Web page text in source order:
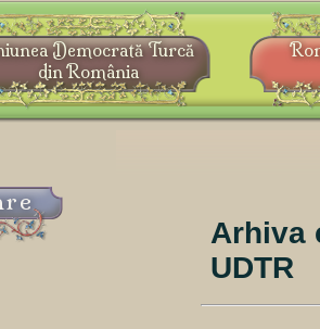
Democrată Turcă
din România
Arhiva
UDTR